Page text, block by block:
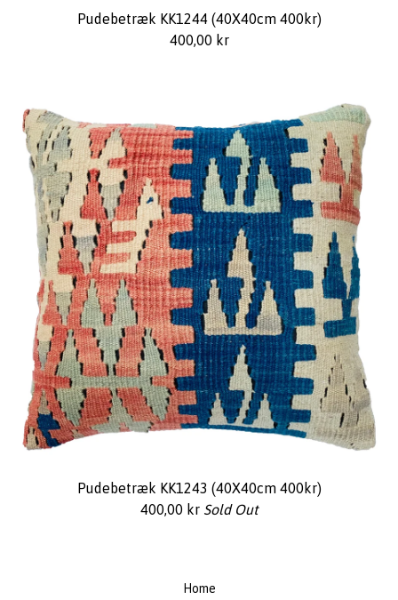
Pudebetræk KK1244 (40X40cm 400kr)
400,00 kr
Pudebetræk KK1243 (40X40cm 400kr)
400,00 kr Sold Out
Home